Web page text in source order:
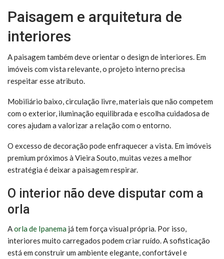
Paisagem e arquitetura de
interiores
A paisagem também deve orientar o design de interiores. Em
imóveis com vista relevante, o projeto interno precisa
respeitar esse atributo.
Mobiliário baixo, circulação livre, materiais que não competem
com o exterior, iluminação equilibrada e escolha cuidadosa de
cores ajudam a valorizar a relação com o entorno.
O excesso de decoração pode enfraquecer a vista. Em imóveis
premium próximos à Vieira Souto, muitas vezes a melhor
estratégia é deixar a paisagem respirar.
O interior não deve disputar com a
orla
Aorla de Ipanema já tem força visual própria. Por isso,
interiores muito carregados podem criar ruído. A sofisticação
está em construir um ambiente elegante, confortável e